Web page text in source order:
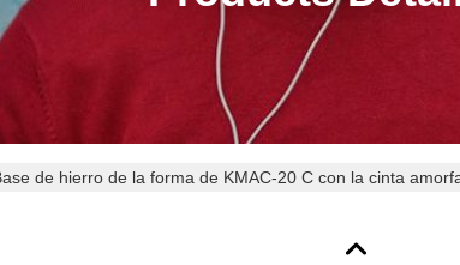
de hierro de la forma de KMAC-20 C con la cinta